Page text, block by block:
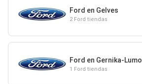
Ford en Gelves
2 Ford tiendas
Ford en Gernika-Lumo
1 Ford tiendas